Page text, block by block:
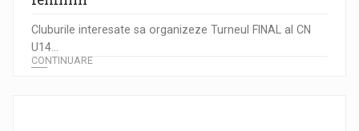
Cluburile interesate sa organizeze Turneul FINAL al CN
U14...
CONTINUARE